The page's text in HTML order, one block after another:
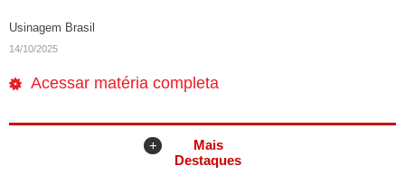
Usinagem Brasil
14/10/2025
Acessar matéria completa
+
Mais
Destaques